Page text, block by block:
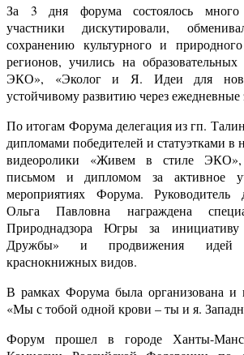
За 3 дня форума состоялось много
участники дискутировали,
сохранению культурного и
регионов, учились на
ЭКО», «Эколог и Я. Идеи для
устойчивому развитию через
По итогам Форума делегация из гп.
дипломами победителей и статуэтками
видеоролики «Живем в стиле ЭКО»,
письмом и дипломом за активное
мероприятиях Форума.
Ольга Павловна награждена
Природнадзора Югры за инициативу
Дружбы» и продвижения идей
краснокнижных видов.
В рамках Форума была организована и
«Мы с тобой одной крови – ты и я.
Форум прошел в городе Ханты-